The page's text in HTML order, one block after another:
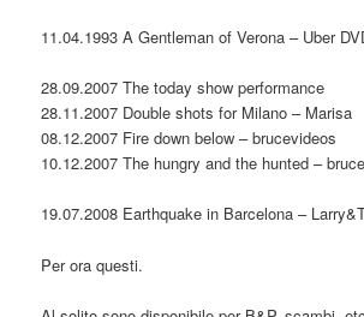
11.04.1993 A Gentleman of Verona – Uber
28.09.2007 The today show performance
28.11.2007 Double shots for Milano – Marisa
08.12.2007 Fire down below – brucevideos
10.12.2007 The hungry and the hunted –
19.07.2008 Earthquake in Barcelona –
Per ora questi.